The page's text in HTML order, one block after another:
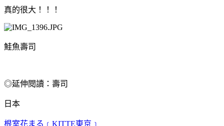
真的很大！！！
鮭魚壽司
◎延伸閱讀：壽司
日本
根室花まる﹝KITTE東京﹞